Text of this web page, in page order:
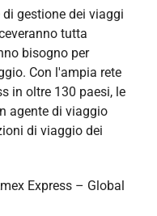
gestione dei viaggi
tutta
bisogno per
Con l'ampia rete
in oltre 130 paesi, le
agente di viaggio
di viaggio dei
Express – Global